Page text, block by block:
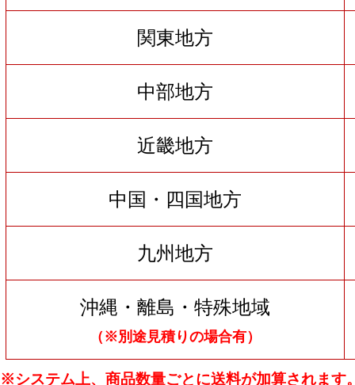
関東地方
中部地方
近畿地方
中国・四国地方
九州地方
沖縄・離島・特殊地域
（※別途見積りの場合有）
※システム上、商品数量ごとに送料が加算されます